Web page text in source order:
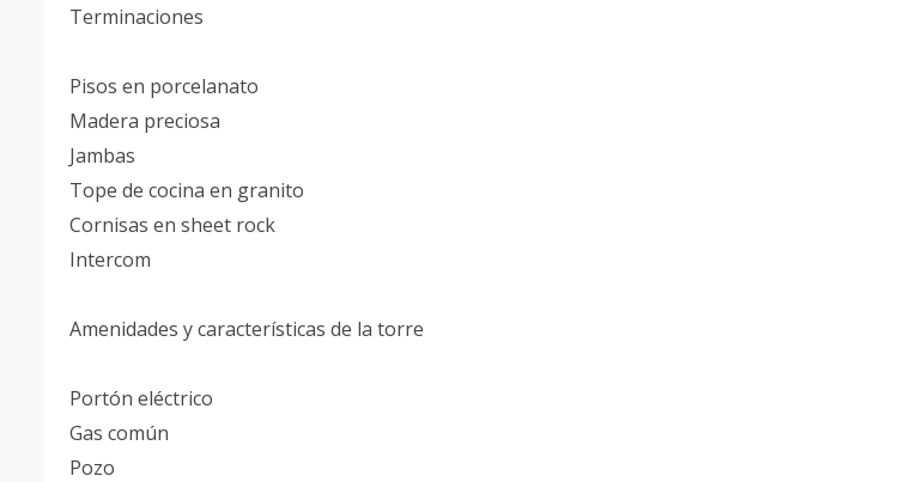
Terminaciones
Pisos en porcelanato
Madera preciosa
Jambas
Tope de cocina en granito
Cornisas en sheet rock
Intercom
Amenidades y características de la torre
Portón eléctrico
Gas común
Pozo